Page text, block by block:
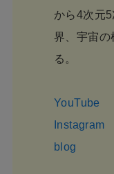
から4次元
界、宇宙の
る。
YouTube
Instagram
blog